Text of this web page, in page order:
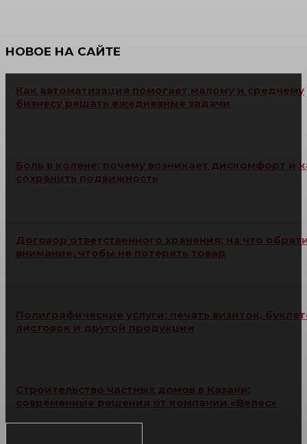
НОВОЕ НА САЙТЕ
Как автоматизация помогает малому и среднему
бизнесу решать ежедневные задачи
Боль в колене: почему возникает дискомфорт и
сохранить подвижность
Договор ответственного хранения: на что
внимание, чтобы не потерять товар
Полиграфические услуги: печать визиток,
листовок и другой продукции
Строительство частных домов в Казани:
современные решения от компании «Велес»